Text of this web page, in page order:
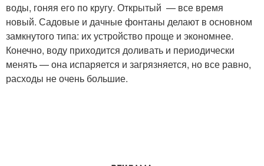
воды, гоняя его по кругу. Открытый — все время
новый. Садовые и дачные фонтаны делают в основном
замкнутого типа: их устройство проще и экономнее.
Конечно, воду приходится доливать и периодически
менять — она испаряется и загрязняется, но все равно,
расходы не очень большие.